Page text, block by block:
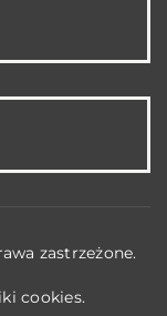
zastrzeżone.
cookies.